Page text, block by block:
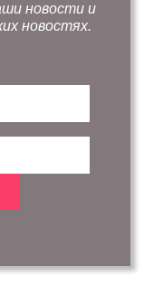
новости и
новостях.